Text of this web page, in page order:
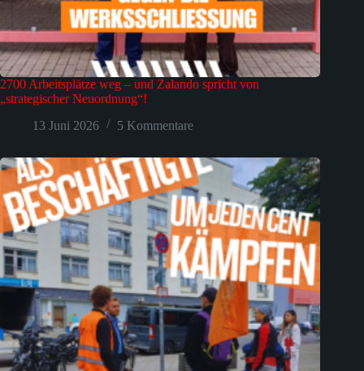
2700 Arbeitsplätze weg – und Zalando spricht von
„strategischer Neuordnung“!
13 Juni 2026
5 Kommentare